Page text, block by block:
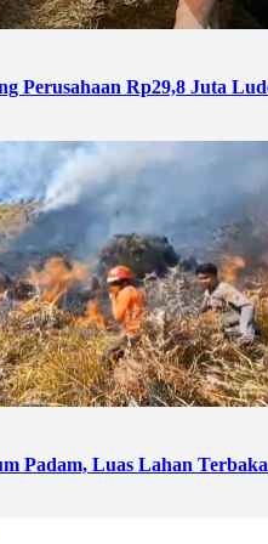
Perusahaan Rp29,8 Juta
Padam, Luas Lahan